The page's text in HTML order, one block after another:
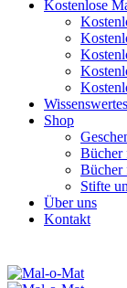
Kostenlose
Wissenswertes
Shop
Bücher
Bücher
Stifte
Über uns
Kontakt